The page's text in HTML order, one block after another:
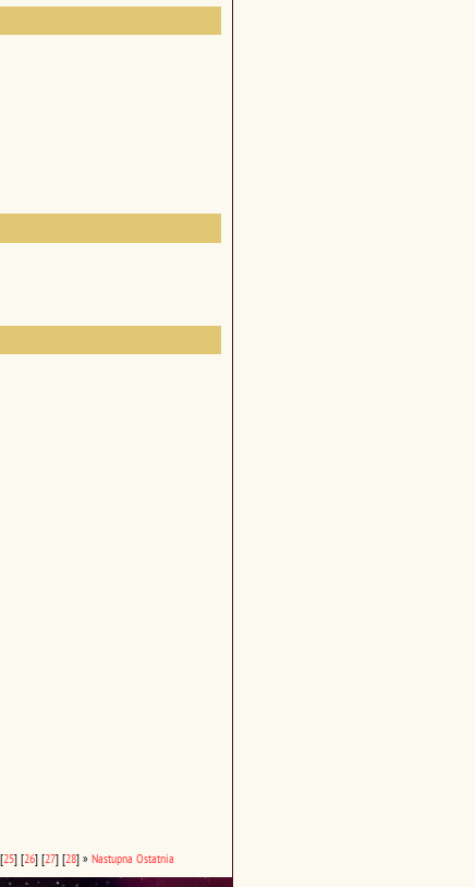
[25] [26] [27] [28]» Nastupna Ostatnia